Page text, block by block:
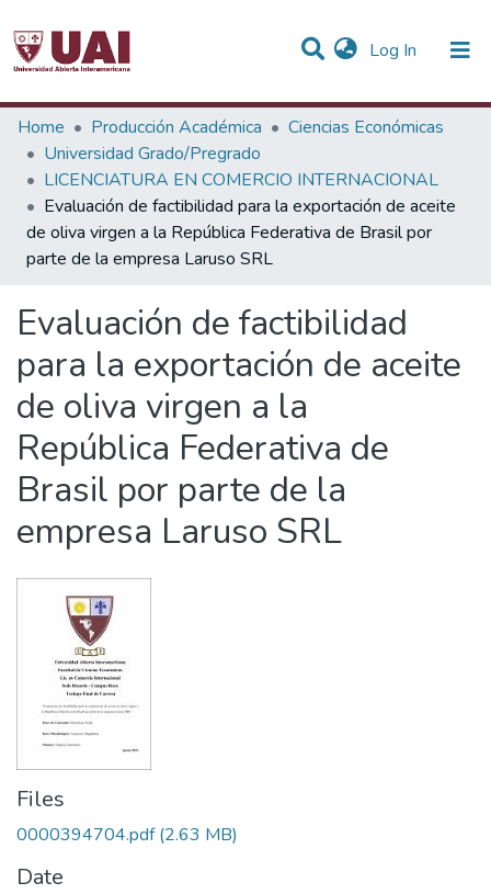
Log In (current)
Statistics
Communities & Collections
All of DSpace
Home Producción Académica
Ciencias Económicas
Universidad Grado/Pregrado
LICENCIATURA EN COMERCIO INTERNACIONAL
Evaluación de factibilidad para la exportación de aceite
de oliva virgen a la República Federativa de Brasil por
parte de la empresa Laruso SRL
Evaluación de factibilidad
para la exportación de aceite
de oliva virgen a la
República Federativa de
Brasil por parte de la
empresa Laruso SRL
Files
0000394704.pdf (2.63 MB)
Date